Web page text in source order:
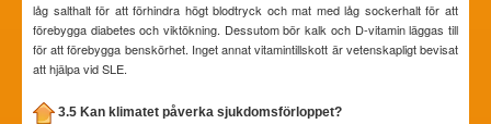
låg salthalt för att förhindra högt blodtryck och mat med låg sockerhalt för att
förebygga diabetes och viktökning. Dessutom bör kalk och D-vitamin läggas till
för att förebygga benskörhet. Inget annat vitamintillskott är vetenskapligt bevisat
att hjälpa vid SLE.
3.5 Kan klimatet påverka sjukdomsförloppet?